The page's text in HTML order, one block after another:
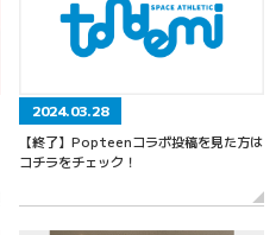
2024.03.28
【終了】Popteenコラボ投稿を見た方は
コチラをチェック！